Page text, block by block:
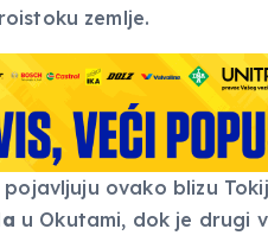
zemlje.
ovako blizu
u Okutami, dok je drugi